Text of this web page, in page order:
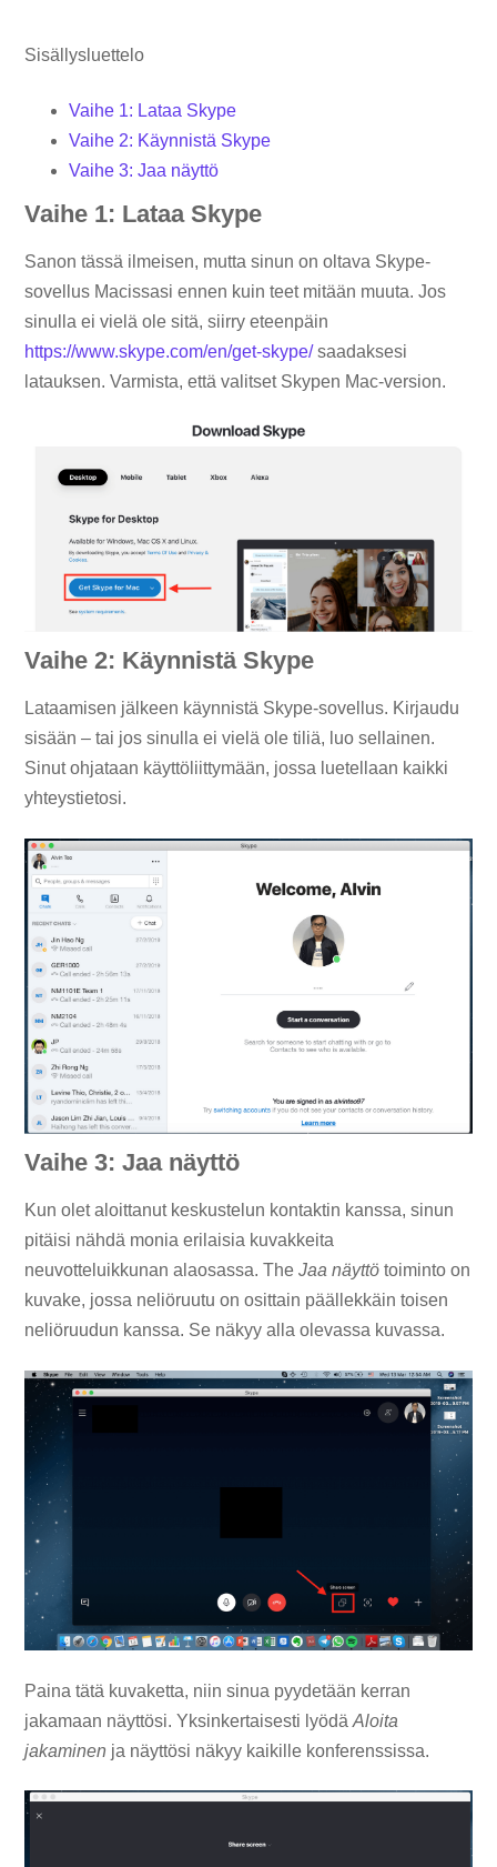
Sisällysluettelo
Vaihe 1: Lataa Skype
Vaihe 2: Käynnistä Skype
Vaihe 3: Jaa näyttö
Vaihe 1: Lataa Skype
Sanon tässä ilmeisen, mutta sinun on oltava Skype-
sovellus Macissasi ennen kuin teet mitään muuta. Jos
sinulla ei vielä ole sitä, siirry eteenpäin
https://www.skype.com/en/get-skype/saadaksesi
latauksen. Varmista, että valitset Skypen Mac-version.
Vaihe 2: Käynnistä Skype
Lataamisen jälkeen käynnistä Skype-sovellus. Kirjaudu
sisään – tai jos sinulla ei vielä ole tiliä, luo sellainen.
Sinut ohjataan käyttöliittymään, jossa luetellaan kaikki
yhteystietosi.
Vaihe 3: Jaa näyttö
Kun olet aloittanut keskustelun kontaktin kanssa, sinun
pitäisi nähdä monia erilaisia ​​kuvakkeita
neuvotteluikkunan alaosassa. TheJaa näyttö toiminto on
kuvake, jossa neliöruutu on osittain päällekkäin toisen
neliöruudun kanssa. Se näkyy alla olevassa kuvassa.
Paina tätä kuvaketta, niin sinua pyydetään kerran
jakamaan näyttösi. Yksinkertaisesti lyödäAloita
jakaminen ja näyttösi näkyy kaikille konferenssissa.